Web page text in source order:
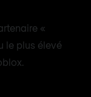
«
le plus élevé